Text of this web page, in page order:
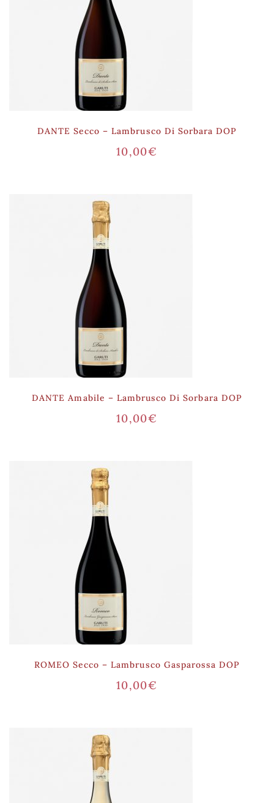
DANTE Secco – Lambrusco Di Sorbara DOP
10,00€
DANTE Amabile – Lambrusco Di Sorbara DOP
10,00€
ROMEO Secco – Lambrusco Gasparossa DOP
10,00€